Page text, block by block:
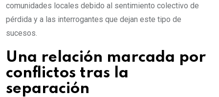
comunidades locales debido al sentimiento colectivo de
pérdida y a las interrogantes que dejan este tipo de
sucesos.
Una relación marcada por
conflictos tras la
separación